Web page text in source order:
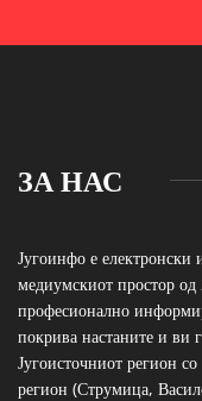
ЗА НАС
Југоинфо е електронски
медиумскиот простор
професионално
покрива настаните и ви
Југоисточниот регион
регион (Струмица,